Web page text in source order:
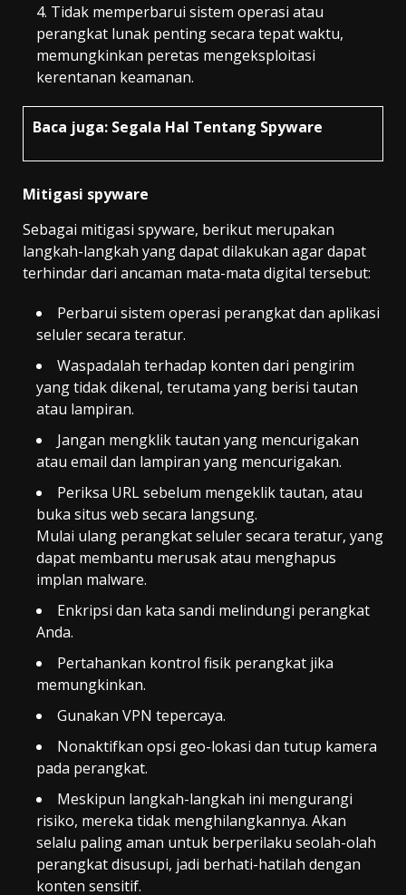
Tidak memperbarui sistem operasi atau
perangkat lunak penting secara tepat waktu,
memungkinkan peretas mengeksploitasi
kerentanan keamanan.
Baca juga: Segala Hal Tentang Spyware
Mitigasi spyware
Sebagai mitigasi spyware, berikut merupakan
langkah-langkah yang dapat dilakukan agar dapat
terhindar dari ancaman mata-mata digital tersebut:
Perbarui sistem operasi perangkat dan aplikasi
seluler secara teratur.
Waspadalah terhadap konten dari pengirim
yang tidak dikenal, terutama yang berisi tautan
atau lampiran.
Jangan mengklik tautan yang mencurigakan
atau email dan lampiran yang mencurigakan.
Periksa URL sebelum mengeklik tautan, atau
buka situs web secara langsung.
Mulai ulang perangkat seluler secara teratur, yang
dapat membantu merusak atau menghapus
implan malware.
Enkripsi dan kata sandi melindungi perangkat
Anda.
Pertahankan kontrol fisik perangkat jika
memungkinkan.
Gunakan VPN tepercaya.
Nonaktifkan opsi geo-lokasi dan tutup kamera
pada perangkat.
Meskipun langkah-langkah ini mengurangi
risiko, mereka tidak menghilangkannya. Akan
selalu paling aman untuk berperilaku seolah-olah
perangkat disusupi, jadi berhati-hatilah dengan
konten sensitif.